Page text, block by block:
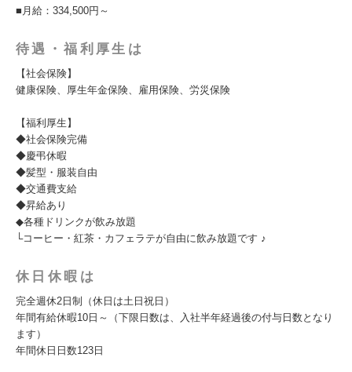
■月給：334,500円～
待遇・福利厚生は
【社会保険】
健康保険、厚生年金保険、雇用保険、労災保険
【福利厚生】
◆社会保険完備
◆慶弔休暇
◆髪型・服装自由
◆交通費支給
◆昇給あり
◆各種ドリンクが飲み放題
└コーヒー・紅茶・カフェラテが自由に飲み放題です ♪
休日休暇は
完全週休2日制（休日は土日祝日）
年間有給休暇10日～（下限日数は、入社半年経過後の付与日数となり
ます）
年間休日日数123日